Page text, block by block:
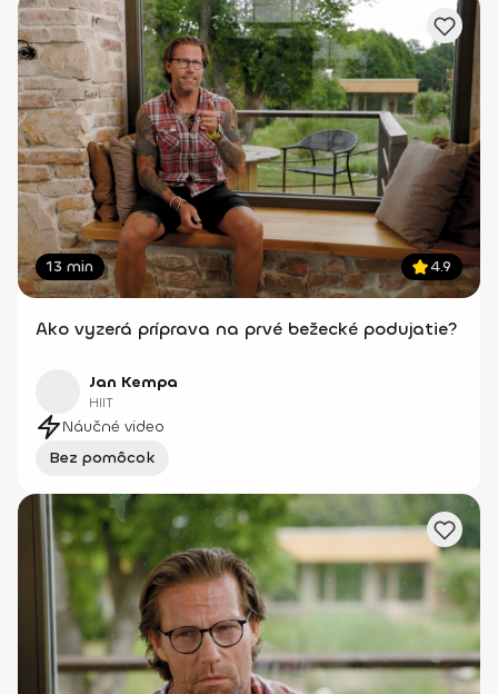
13 min 4.9
Ako vyzerá príprava na prvé bežecké podujatie?
Jan Kempa
HIIT
Náučné video
Bez pomôcok